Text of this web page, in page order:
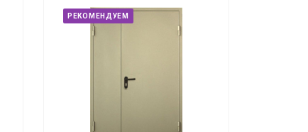
РЕКОМЕНДУЕМ